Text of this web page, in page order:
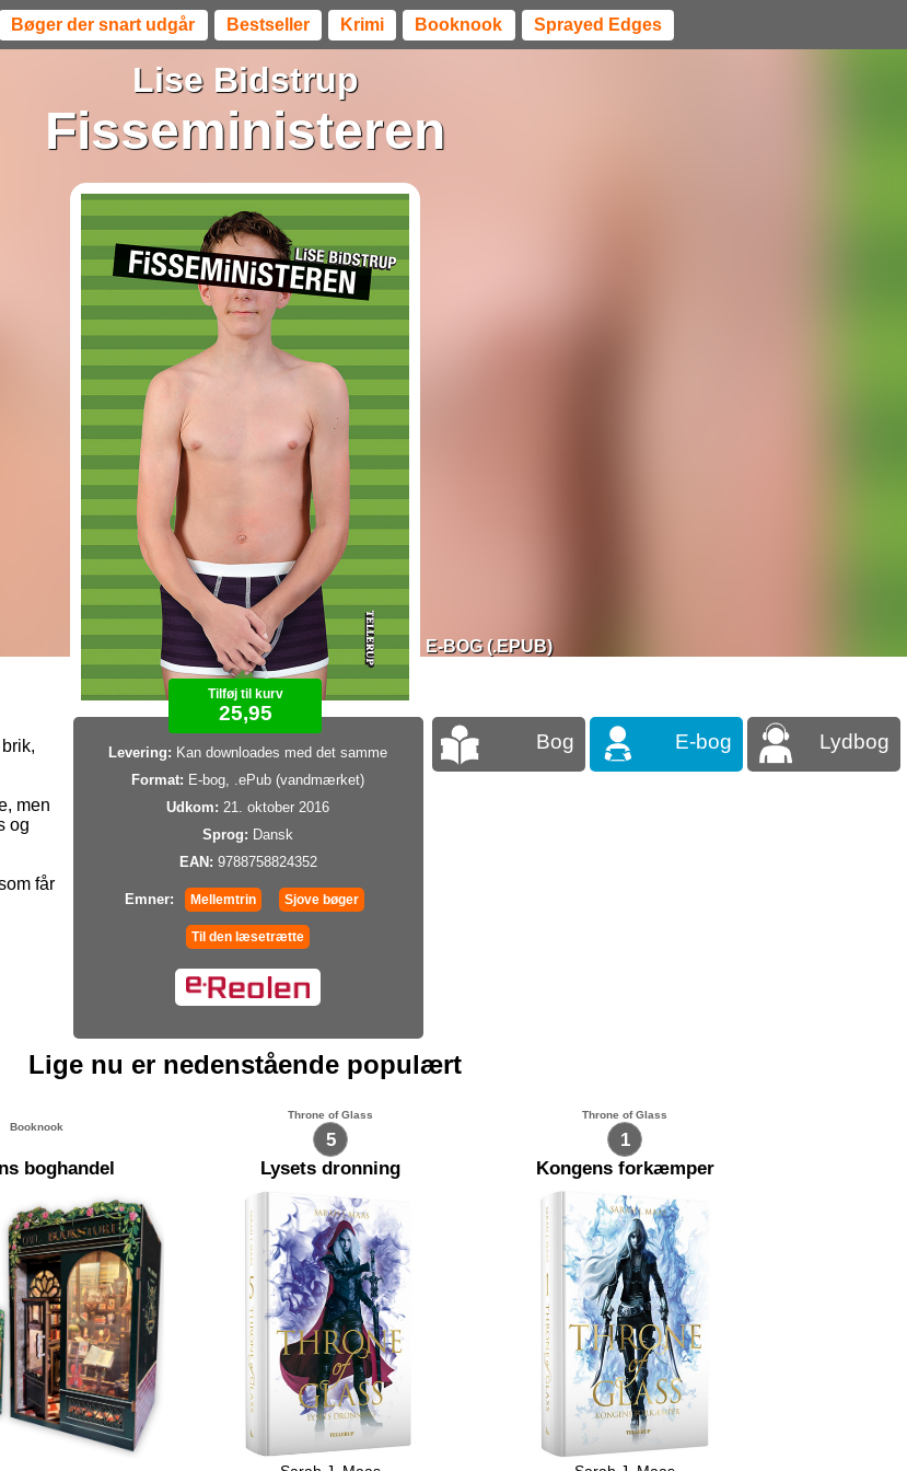
Bøger der snart udgår Bestseller Krimi Booknook Sprayed Edges
Lise Bidstrup
Fisseministeren
E-BOG (.EPUB)
Tilføj til kurv
25,95
Levering: Kan downloades med det samme
Format: E-bog, .ePub (vandmærket)
Udkom: 21. oktober 2016
Sprog: Dansk
EAN: 9788758824352
Emner: Mellemtrin Sjove bøger
Til den læsetrætte
men
og
får
Bog E-bog Lydbog
Lige nu er nedenstående populært
Booknook
boghandel
5
Throne of Glass
Lysets dronning
1
Throne of Glass
Kongens forkæmper